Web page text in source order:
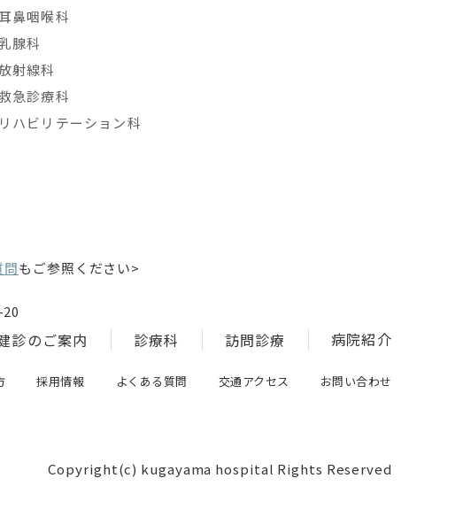
鼻咽喉科
腺科
射線科
急診療科
ハビリテーション科
もご参照ください>
診のご案内 診療科 訪問診療 病院紹介
採用情報 よくある質問 交通アクセス お問い合わせ
Copyright(c) kugayama hospital Rights Reserved